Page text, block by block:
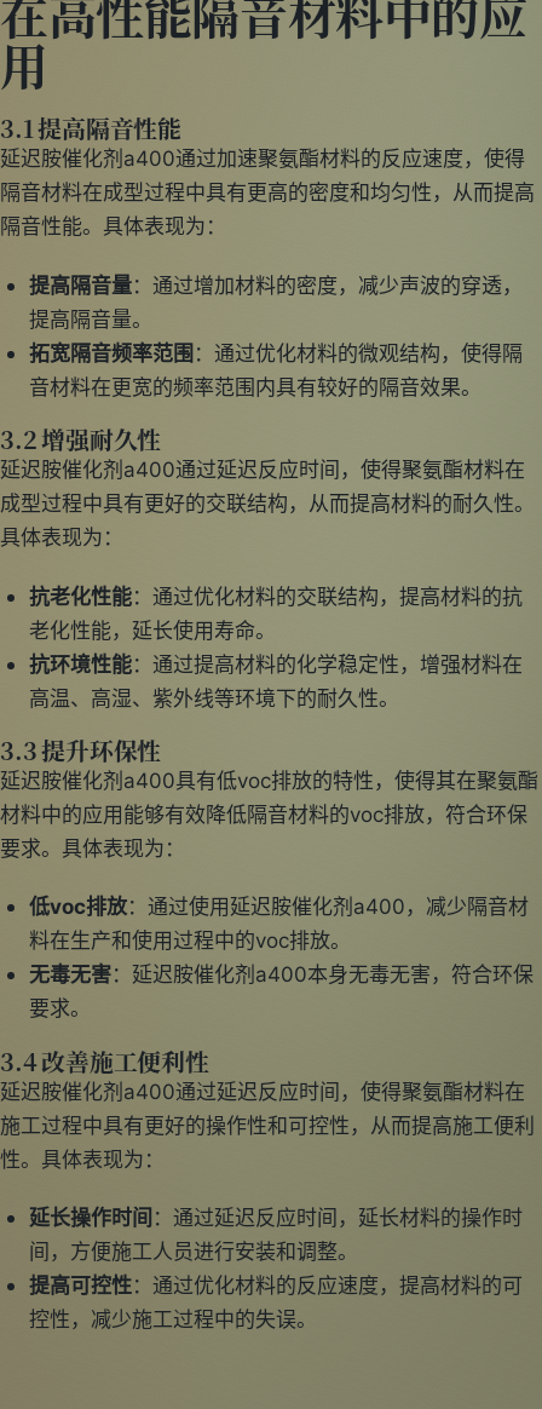
在高性能隔音材料中的应
用
3.1 提高隔音性能
延迟胺催化剂a400通过加速聚氨酯材料的反应速度，使得
隔音材料在成型过程中具有更高的密度和均匀性，从而提高
隔音性能。具体表现为：
提高隔音量：通过增加材料的密度，减少声波的穿透，
提高隔音量。
拓宽隔音频率范围 ：通过优化材料的微观结构，使得隔
音材料在更宽的频率范围内具有较好的隔音效果。
3.2 增强耐久性
延迟胺催化剂a400通过延迟反应时间，使得聚氨酯材料在
成型过程中具有更好的交联结构，从而提高材料的耐久性。
具体表现为：
抗老化性能：通过优化材料的交联结构，提高材料的抗
老化性能，延长使用寿命。
抗环境性能：通过提高材料的化学稳定性，增强材料在
高温、高湿、紫外线等环境下的耐久性。
3.3 提升环保性
延迟胺催化剂a400具有低voc排放的特性，使得其在聚氨酯
材料中的应用能够有效降低隔音材料的voc排放，符合环保
要求。具体表现为：
低voc排放：通过使用延迟胺催化剂a400，减少隔音材
料在生产和使用过程中的voc排放。
无毒无害：延迟胺催化剂a400本身无毒无害，符合环保
要求。
3.4 改善施工便利性
延迟胺催化剂a400通过延迟反应时间，使得聚氨酯材料在
施工过程中具有更好的操作性和可控性，从而提高施工便利
性。具体表现为：
延长操作时间 ：通过延迟反应时间，延长材料的操作时
间，方便施工人员进行安装和调整。
提高可控性：通过优化材料的反应速度，提高材料的可
控性，减少施工过程中的失误。